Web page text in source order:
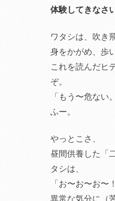
体験してきなさ
ワタシは、吹き
身をかがめ、歩
これを読んだヒ
ぞ。
「もう〜危ない
ふー。
やっとこさ、
昼間供養した「
タシは、
「お〜お〜お〜
異常な気分に（